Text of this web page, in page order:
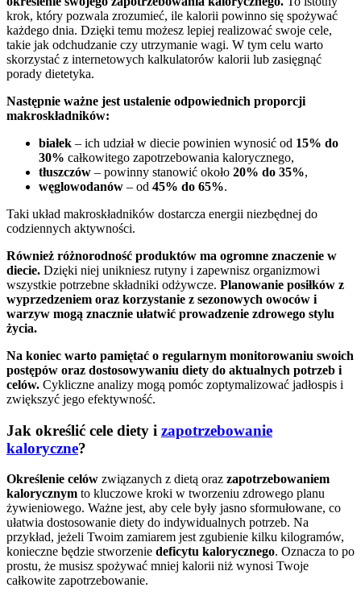
krok, który pozwala zrozumieć, ile kalorii powinno się spożywać
każdego dnia. Dzięki temu możesz lepiej realizować swoje cele,
takie jak odchudzanie czy utrzymanie wagi. W tym celu warto
skorzystać z internetowych kalkulatorów kalorii lub zasięgnąć
porady dietetyka.
Następnie ważne jest ustalenie odpowiednich proporcji
makroskładników:
białek – ich udział w diecie powinien wynosić od 15% do
30% całkowitego zapotrzebowania kalorycznego,
tłuszczów – powinny stanowić około 20% do 35%,
węglowodanów – od 45% do 65%.
Taki układ makroskładników dostarcza energii niezbędnej do
codziennych aktywności.
Również różnorodność produktów ma ogromne znaczenie w
diecie. Dzięki niej unikniesz rutyny i zapewnisz organizmowi
wszystkie potrzebne składniki odżywcze. Planowanie posiłków z
wyprzedzeniem oraz korzystanie z sezonowych owoców i
warzyw mogą znacznie ułatwić prowadzenie zdrowego stylu
życia.
Na koniec warto pamiętać o regularnym monitorowaniu swoich
postępów oraz dostosowywaniu diety do aktualnych potrzeb i
celów. Cykliczne analizy mogą pomóc zoptymalizować jadłospis i
zwiększyć jego efektywność.
Jak określić cele diety i zapotrzebowanie
kaloryczne?
Określenie celów związanych z dietą oraz zapotrzebowaniem
kalorycznym to kluczowe kroki w tworzeniu zdrowego planu
żywieniowego. Ważne jest, aby cele były jasno sformułowane, co
ułatwia dostosowanie diety do indywidualnych potrzeb. Na
przykład, jeżeli Twoim zamiarem jest zgubienie kilku kilogramów,
konieczne będzie stworzenie deficytu kalorycznego. Oznacza to po
prostu, że musisz spożywać mniej kalorii niż wynosi Twoje
całkowite zapotrzebowanie.